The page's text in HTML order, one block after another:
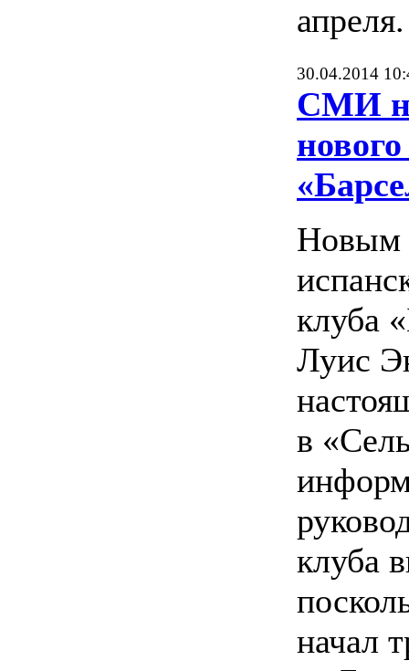
апреля.
30.04.2014
СМИ
Новым
клуба
Луис
в
клуба
начал